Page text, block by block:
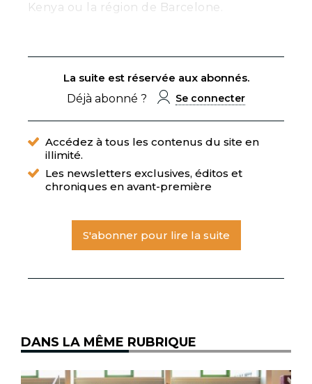
Kenya ou la région de Barcelone.
La suite est réservée aux abonnés.
Déjà abonné ?
Se connecter
Accédez à tous les contenus du site en
illimité.
Les newsletters exclusives, éditos et
chroniques en avant-première
S'abonner pour lire la suite
DANS LA MÊME RUBRIQUE